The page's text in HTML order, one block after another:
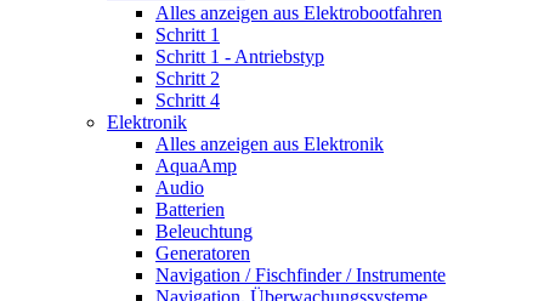
Alles anzeigen aus Elektrobootfahren
Schritt 1
Schritt 1 - Antriebstyp
Schritt 2
Schritt 4
Elektronik
Alles anzeigen aus Elektronik
AquaAmp
Audio
Batterien
Beleuchtung
Generatoren
Navigation / Fischfinder / Instrumente
Navigation, Überwachungssysteme